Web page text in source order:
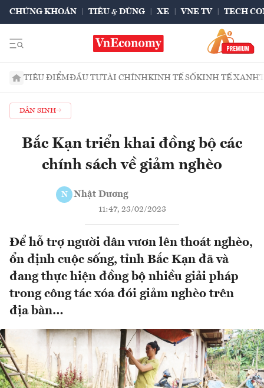
CHỨNG KHOÁN TIÊU & DÙNG XE VNE TV TECH
TIÊU ĐIỂMĐẦU TƯTÀI CHÍNHKINH TẾ SỐKINH TẾ XANH
DÂN SINH
Bắc Kạn triển khai đồng bộ các
chính sách về giảm nghèo
N Nhật Dương
11:47, 23/02/2023
Để hỗ trợ người dân vươn lên thoát nghèo,
ổn định cuộc sống, tỉnh Bắc Kạn đã và
đang thực hiện đồng bộ nhiều giải pháp
trong công tác xóa đói giảm nghèo trên
địa bàn…